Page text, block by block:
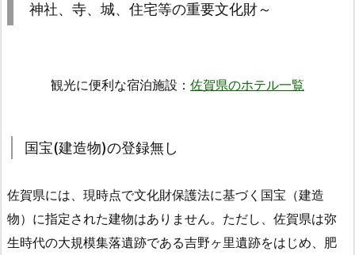
神社、寺、城、住宅等の重要文化財～
観光に便利な宿泊施設： 佐賀県のホテル一覧
国宝(建造物)の登録無し
佐賀県には、現時点で文化財保護法に基づく国宝（建造
物）に指定された建物はありません。ただし、佐賀県は弥
生時代の大規模集落遺跡である吉野ヶ里遺跡をはじめ、肥